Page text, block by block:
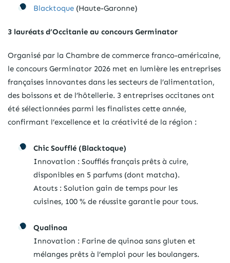
Blacktoque (Haute-Garonne)
3 lauréats d’Occitanie au concours Germinator
Organisé par la Chambre de commerce franco-américaine,
le concours Germinator 2026 met en lumière les entreprises
françaises innovantes dans les secteurs de l’alimentation,
des boissons et de l’hôtellerie. 3 entreprises occitanes ont
été sélectionnées parmi les finalistes cette année,
confirmant l’excellence et la créativité de la région :
Chic Soufflé (Blacktoque)
Innovation : Soufflés français prêts à cuire,
disponibles en 5 parfums (dont matcha).
Atouts : Solution gain de temps pour les
cuisines, 100 % de réussite garantie pour tous.
Qualinoa
Innovation : Farine de quinoa sans gluten et
mélanges prêts à l’emploi pour les boulangers.